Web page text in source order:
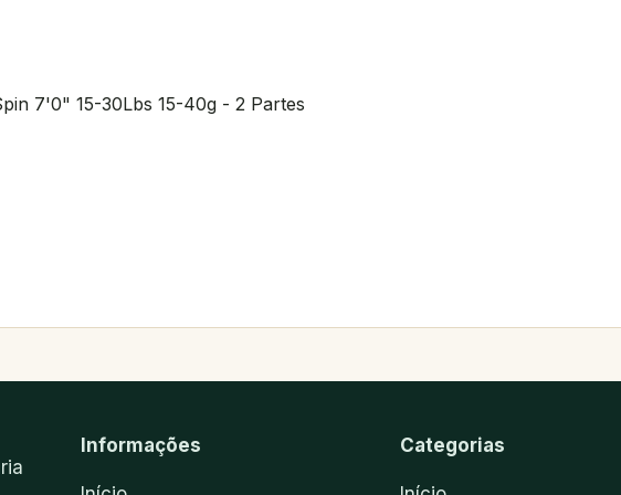
7'0" 15-30Lbs 15-40g - 2 Partes
Informações Categorias